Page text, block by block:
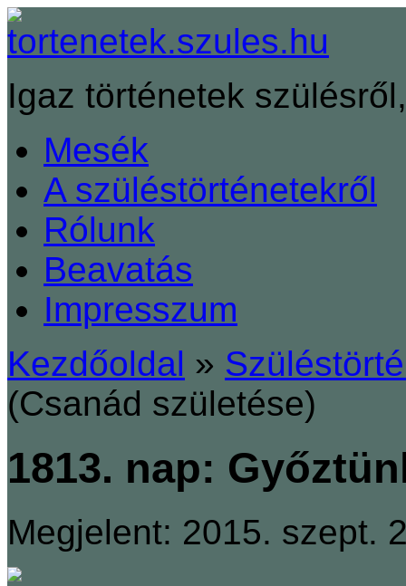
Igaz történetek
Mesék
A szüléstörténetekről
Rólunk
Beavatás
Impresszum
Kezdőoldal »
(Csanád születése)
1813. nap:
Megjelent: 2015. szept.